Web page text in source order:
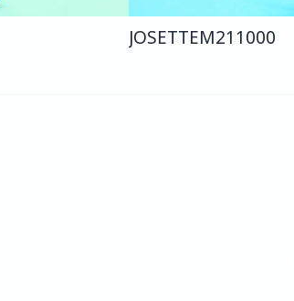
JOSETTEM211000